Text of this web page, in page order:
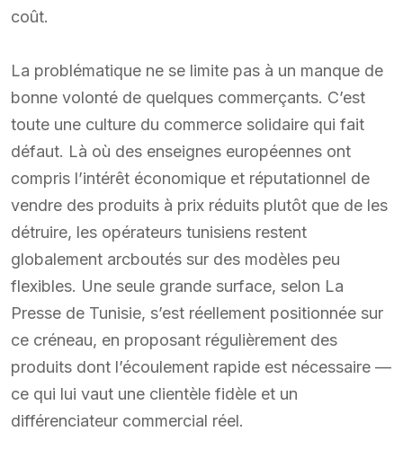
coût.
La problématique ne se limite pas à un manque de
bonne volonté de quelques commerçants. C’est
toute une culture du commerce solidaire qui fait
défaut. Là où des enseignes européennes ont
compris l’intérêt économique et réputationnel de
vendre des produits à prix réduits plutôt que de les
détruire, les opérateurs tunisiens restent
globalement arcboutés sur des modèles peu
flexibles. Une seule grande surface, selon La
Presse de Tunisie, s’est réellement positionnée sur
ce créneau, en proposant régulièrement des
produits dont l’écoulement rapide est nécessaire —
ce qui lui vaut une clientèle fidèle et un
différenciateur commercial réel.